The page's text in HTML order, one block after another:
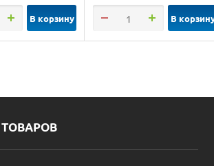
В корзину В